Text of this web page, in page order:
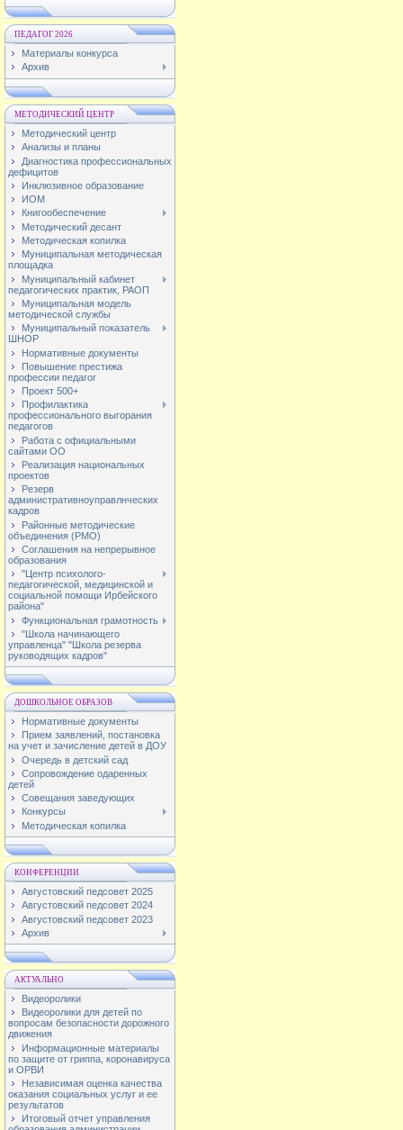
ПЕДАГОГ 2026
Материалы конкурса
Архив
МЕТОДИЧЕСКИЙ ЦЕНТР
Методический центр
Анализы и планы
Диагностика профессиональных
дефицитов
Инклюзивное образование
ИОМ
Книгообеспечение
Методический десант
Методическая копилка
Муниципальная методическая
площадка
Муниципальный кабинет
педагогических практик, РАОП
Муниципальная модель
методической службы
Муниципальный показатель
ШНОР
Нормативные документы
Повышение престижа
профессии педагог
Проект 500+
Профилактика
профессионального выгорания
педагогов
Работа с официальными
сайтами ОО
Реализация национальных
проектов
Резерв
административноуправлнческих
кадров
Районные методические
объединения (РМО)
Соглашения на непрерывное
образования
"Центр психолого-
педагогической, медицинской и
социальной помощи Ирбейского
района"
Функциональная грамотность
"Школа начинающего
управленца" "Школа резерва
руководящих кадров"
ДОШКОЛЬНОЕ ОБРАЗОВ
Нормативные документы
Прием заявлений, постановка
на учет и зачисление детей в ДОУ
Очередь в детский сад
Сопровождение одаренных
детей
Совещания заведующих
Конкурсы
Методическая копилка
КОНФЕРЕНЦИИ
Августовский педсовет 2025
Августовский педсовет 2024
Августовский педсовет 2023
Архив
АКТУАЛЬНО
Видеоролики
Видеоролики для детей по
вопросам безопасности дорожного
движения
Информационные материалы
по защите от гриппа, коронавируса
и ОРВИ
Независимая оценка качества
оказания социальных услуг и ее
результатов
Итоговый отчет управления